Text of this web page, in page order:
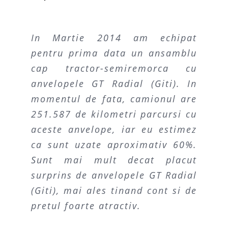
In Martie 2014 am echipat
pentru prima data un ansamblu
cap tractor-semiremorca cu
anvelopele GT Radial (Giti). In
momentul de fata, camionul are
251.587 de kilometri parcursi cu
aceste anvelope, iar eu estimez
ca sunt uzate aproximativ 60%.
Sunt mai mult decat placut
surprins de anvelopele GT Radial
(Giti), mai ales tinand cont si de
pretul foarte atractiv.
Compania foloseste anvelopele
GT Radial (Giti) pentru
camioanele proprii din 2013. In
toata aceasta perioada am
obtinut reduceri semnificative a
costurilor pe kilometru, avand in
vedere ca uzura anvelopelor
inseamna 10-15% din costurile
de transport. Principalele motive
pentru rezultatele foarte bune
pe care le-am obtinut cu GT
Radial (Giti), au fost respectarea
Initial am fost rezervat, tinand
cont de conditiile foarte dure in
care ne desfasuram activitatea.
Timpul a dovedit insa contrariul,
iar de atunci flota noastra a
ramas fidela brand-ului.
Botita Nicolae • Manager Flota
Pascon Constructii Civile si
Industriale